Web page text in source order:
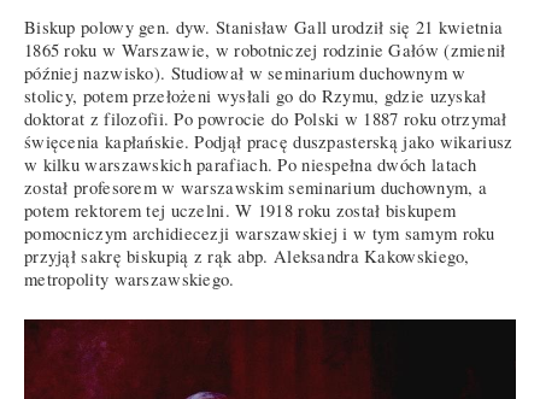
Biskup polowy gen. dyw. Stanisław Gall urodził się 21 kwietnia
1865 roku w Warszawie, w robotniczej rodzinie Gałów (zmienił
później nazwisko). Studiował w seminarium duchownym w
stolicy, potem przełożeni wysłali go do Rzymu, gdzie uzyskał
doktorat z filozofii. Po powrocie do Polski w 1887 roku otrzymał
święcenia kapłańskie. Podjął pracę duszpasterską jako wikariusz
w kilku warszawskich parafiach. Po niespełna dwóch latach
został profesorem w warszawskim seminarium duchownym, a
potem rektorem tej uczelni. W 1918 roku został biskupem
pomocniczym archidiecezji warszawskiej i w tym samym roku
przyjął sakrę biskupią z rąk abp. Aleksandra Kakowskiego,
metropolity warszawskiego.